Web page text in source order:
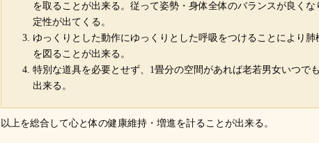
を取ることが出来る。従って姿勢・身体全体のバランスが良くな
定性が出てくる。
ゆっくりとした動作にゆっくりとした呼吸をつけることにより肺
を図ることが出来る。
特別な道具を必要とせず、1畳分の空間があれば老若男女いつで
出来る。
以上を総合して心と体の健康維持・増進を計ることが出来る。